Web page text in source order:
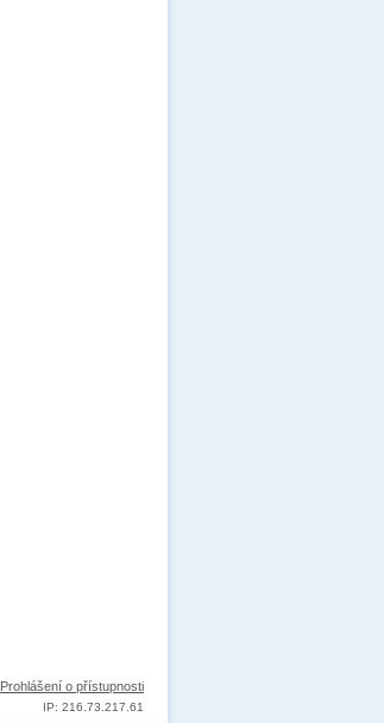
Prohlášení o přístupnosti
IP: 216.73.217.61